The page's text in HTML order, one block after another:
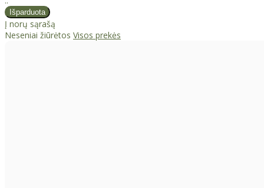
Į norų sąrašą
Neseniai žiūrėtos Visos prekės